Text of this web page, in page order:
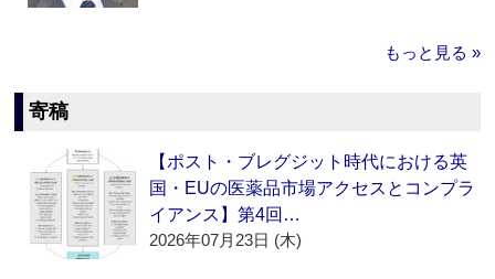
もっと見る »
寄稿
【ポスト・ブレグジット時代における英
国・EUの医薬品市場アクセスとコンプラ
イアンス】第4回…
2026年07月23日 (木)